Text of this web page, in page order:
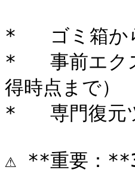
*   ゴミ箱か
*   事前エク
得時点まで）
*   専門復元
⚠️ **重要：